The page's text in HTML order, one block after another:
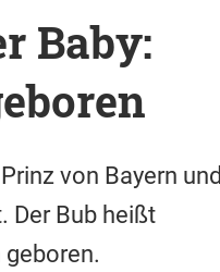
Baby:
von Bayern und
Der Bub heißt